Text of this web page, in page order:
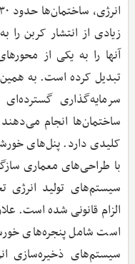
زیادی از انتشار کربن
آنها را به یکی از
تبدیل کرده است. به
سرمایه‌گذاری
ساختمان‌ها انجام
کلیدی دارد. پنل‌های
با طراحی‌های معماری
سیستم‌های تولید انرژی
الزام قانونی شده است.
است شامل پنجره‌های
سیستم‌های ذخیره‌سازی